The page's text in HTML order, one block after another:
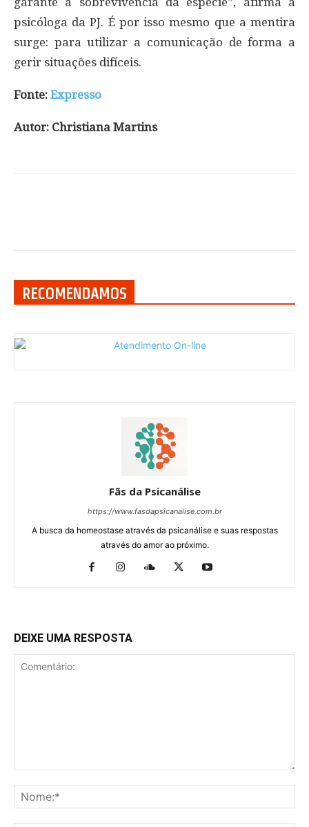
psicóloga da PJ. É por isso mesmo que a mentira
surge: para utilizar a comunicação de forma a
gerir situações difíceis.
Fonte: Expresso
Autor: Christiana Martins
RECOMENDAMOS
Fãs da Psicanálise
https://www.fasdapsicanalise.com.br
A busca da homeostase através da psicanálise e suas respostas
através do amor ao próximo.
DEIXE UMA RESPOSTA